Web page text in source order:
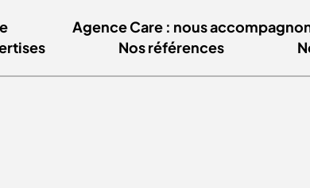
Agence Care : nous
Nos références